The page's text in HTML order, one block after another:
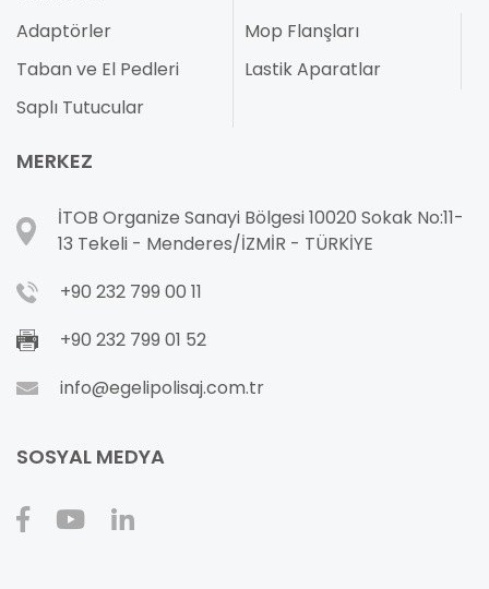
Adaptörler
Mop Flanşları
Taban ve El Pedleri
Lastik Aparatlar
Saplı Tutucular
MERKEZ
İTOB Organize Sanayi Bölgesi 10020 Sokak No:11-
13 Tekeli - Menderes/İZMİR - TÜRKİYE
+90 232 799 00 11
+90 232 799 01 52
info@egelipolisaj.com.tr
SOSYAL MEDYA